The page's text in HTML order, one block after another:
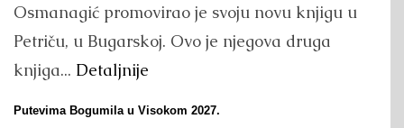
Osmanagić promovirao je svoju novu knjigu u
Petriču, u Bugarskoj. Ovo je njegova druga
knjiga... Detaljnije
Putevima Bogumila u Visokom 2027.